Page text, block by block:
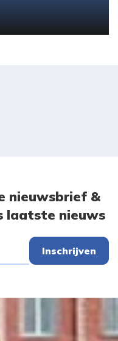
nieuwsbrief &
laatste nieuws
Inschrijven